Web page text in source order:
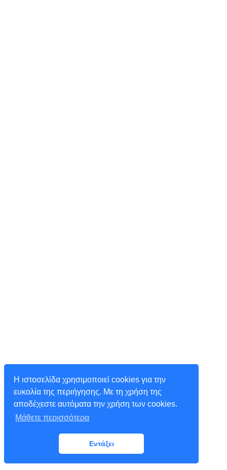
Η ιστοσελίδα χρησιμοποιεί cookies για την
ευκολία της περιήγησης. Με τη χρήση της
αποδέχεστε αυτόματα την χρήση των cookies.
Μάθετε περισσότερα
Εντάξει